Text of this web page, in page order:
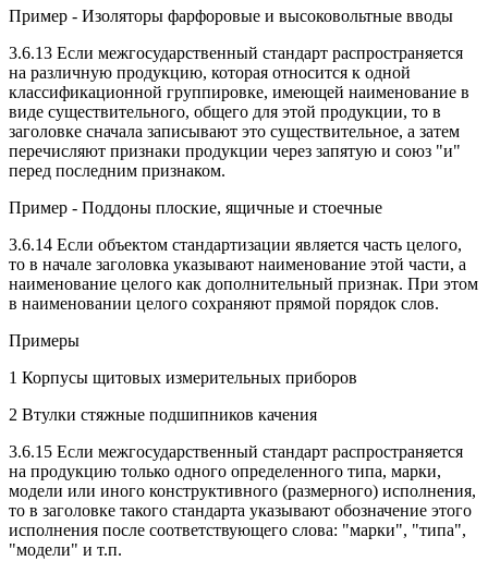
Пример - Изоляторы фарфоровые и высоковольтные вводы
3.6.13 Если межгосударственный стандарт распространяется
на различную продукцию, которая относится к одной
классификационной группировке, имеющей наименование в
виде существительного, общего для этой продукции, то в
заголовке сначала записывают это существительное, а затем
перечисляют признаки продукции через запятую и союз "и"
перед последним признаком.
Пример - Поддоны плоские, ящичные и стоечные
3.6.14 Если объектом стандартизации является часть целого,
то в начале заголовка указывают наименование этой части, а
наименование целого как дополнительный признак. При этом
в наименовании целого сохраняют прямой порядок слов.
Примеры
1 Корпусы щитовых измерительных приборов
2 Втулки стяжные подшипников качения
3.6.15 Если межгосударственный стандарт распространяется
на продукцию только одного определенного типа, марки,
модели или иного конструктивного (размерного) исполнения,
то в заголовке такого стандарта указывают обозначение этого
исполнения после соответствующего слова: "марки", "типа",
"модели" и т.п.